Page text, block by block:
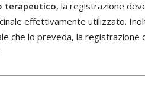
terapeutico, la registrazione
effettivamente utilizzato.
che lo preveda, la registrazione